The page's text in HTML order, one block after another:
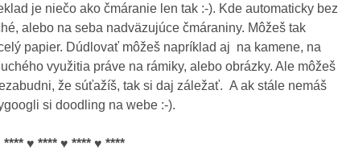
je niečo ako čmáranie len tak :-). Kde automaticky bez
alebo na seba nadväzujúce čmáraniny. Môžeš tak
papier. Dúdlovať môžeš napríklad aj na kamene, na
využitia práve na rámiky, alebo obrázky. Ale môžeš
že súťažíš, tak si daj záležať. A ak stále nemáš
si doodling na webe :-).
**** ♥ **** ♥ **** ♥ ****